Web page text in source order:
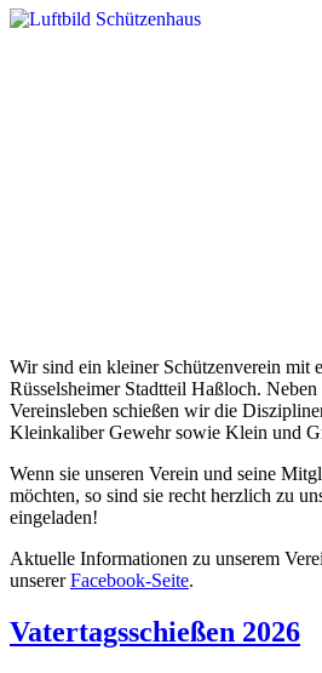
Wir sind ein kleiner Schützenverein mit
Rüsselsheimer Stadtteil Haßloch. Neben
Vereinsleben schießen wir die
Kleinkaliber Gewehr sowie Klein und
Wenn sie unseren Verein und seine
möchten, so sind sie recht herzlich zu
eingeladen!
Aktuelle Informationen zu unserem
unsererFacebook-Seite.
Vatertagsschießen 2026